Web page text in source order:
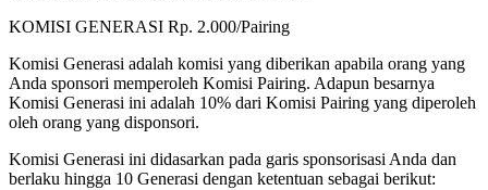
KOMISI GENERASI Rp. 2.000/Pairing
Komisi Generasi adalah komisi yang diberikan apabila orang yang
Anda sponsori memperoleh Komisi Pairing. Adapun besarnya
Komisi Generasi ini adalah 10% dari Komisi Pairing yang diperoleh
oleh orang yang disponsori.
Komisi Generasi ini didasarkan pada garis sponsorisasi Anda dan
berlaku hingga 10 Generasi dengan ketentuan sebagai berikut: